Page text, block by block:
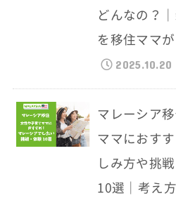
どんなの？
を移住ママ
2025.10.20
マレーシア
ママにおす
しみ方や挑
10選｜考え